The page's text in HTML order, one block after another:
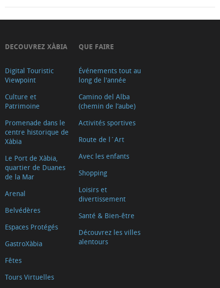
DECOUVREZ XÀBIA
Digital Touristic
Viewpoint
Culture et
Patrimoine
Promenade dans le
centre historique de
Xàbia
Le Port de Xàbia,
quartier de Duanes
de la Mar
Arenal
Belvédères
Espaces Protégés
GastroXàbia
Fêtes
Tours Virtuelles
QUE FAIRE
Événements tout au
long de l'année
Camino del Alba
(chemin de l’aube)
Activités sportives
Route de l´Art
Avec les enfants
Shopping
Loisirs et
divertissement
Santé & Bien-être
Découvrez les villes
alentours